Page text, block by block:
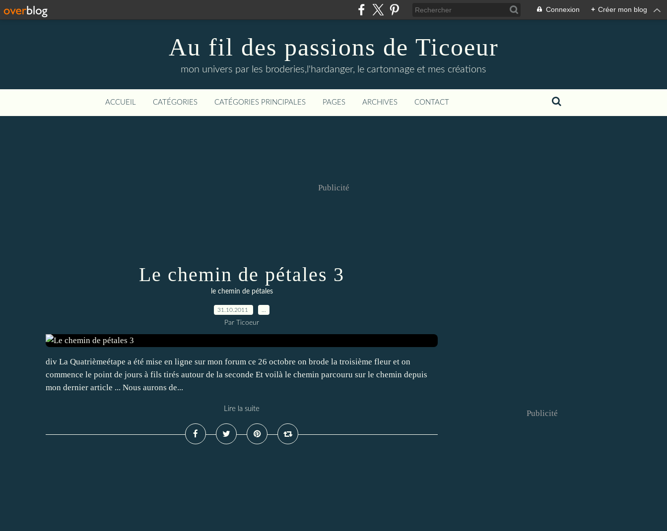
Connexion + Créer mon blog
Au fil des passions de Ticoeur
mon univers par les broderies,l'hardanger, le cartonnage et mes créations
ACCUEIL CATÉGORIES CATÉGORIES PRINCIPALES PAGES ARCHIVES CONTACT
Publicité
Le chemin de pétales 3
le chemin de pétales
31.10.2011
Par Ticoeur
div La Quatrièmeétape a été mise en ligne sur mon forum ce 26 octobre on brode la troisième fleur et on
commence le point de jours à fils tirés autour de la seconde Et voilà le chemin parcouru sur le chemin depuis
mon dernier article ... Nous aurons de...
Lire la suite Publicité